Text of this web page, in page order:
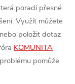
poradí přesné
Využít můžete
položit dotaz
KOMUNITA
pomůže